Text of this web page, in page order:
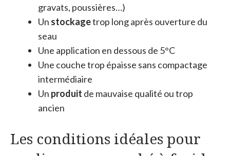
gravats, poussières…)
Un stockagetrop long après ouverture du
seau
Une application en dessous de 5°C
Une couche trop épaisse sans compactage
intermédiaire
Un produit de mauvaise qualité ou trop
ancien
Les conditions idéales pour